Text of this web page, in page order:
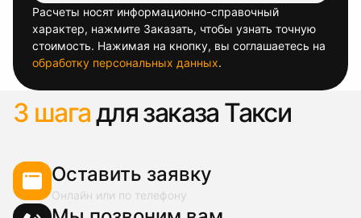
Расчеты носят информационно-справочный
характер, нажмите Заказать, чтобы узнать точную
стоимость. Нажимая на кнопку, вы соглашаетесь на
обработку персональных данных.
3 шагадля заказа Такси
Оставить заявку
Онлайн или по телефону